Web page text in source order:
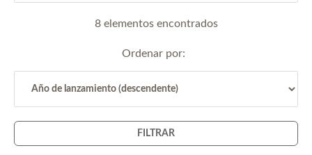
8 elementos encontrados
Ordenar por:
FILTRAR